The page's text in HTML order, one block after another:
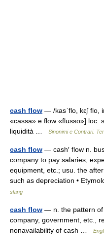
cash flow — /kasˈflo, kɛʃˈflo,
«cassa» e flow «flusso»] loc.
liquidità …
Sinonimi e Contrari.
cash flow — cash′ flow n.
company to pay salaries,
equipment, etc.; usu. the
such as depreciation •
slang
cash flow — n. the pattern of
company, government, etc.,
nonavailability of cash …